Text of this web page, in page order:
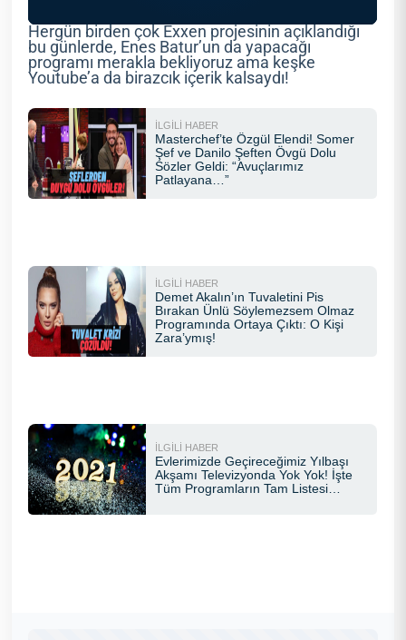
Hergün birden çok Exxen projesinin açıklandığı
bu günlerde, Enes Batur’un da yapacağı
programı merakla bekliyoruz ama keşke
Youtube’a da birazcık içerik kalsaydı!